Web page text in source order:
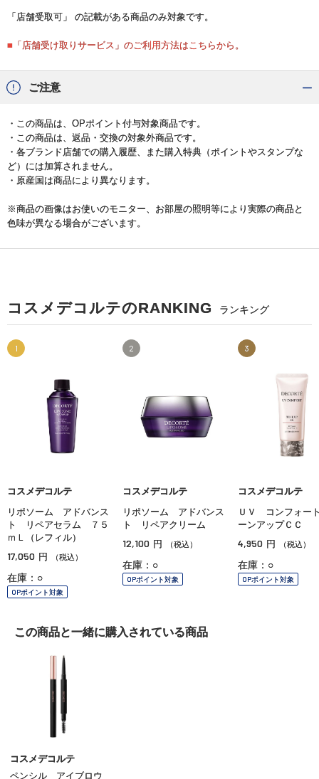
「店舗受取可」 の記載がある商品のみ対象です。
■「店舗受け取りサービス」のご利用方法はこちらから。
ご注意
・この商品は、OPポイント付与対象商品です。
・この商品は、返品・交換の対象外商品です。
・各ブランド店舗での購入履歴、また購入特典（ポイントやスタンプな
ど）には加算されません。
・原産国は商品により異なります。
※商品の画像はお使いのモニター、お部屋の照明等により実際の商品と
色味が異なる場合がございます。
コスメデコルテのRANKING ランキング
1
コスメデコルテ
リポソーム アドバンス
ト リペアセラム ７５
ｍＬ（レフィル）
17,050 円 （税込）
在庫：○
OPポイント対象
2
コスメデコルテ
リポソーム アドバンス
ト リペアクリーム
12,100 円 （税込）
在庫：○
OPポイント対象
3
コスメデコルテ
ＵＶ コンフォー
ーンアップＣＣ
4,950 円 （税込）
在庫：○
OPポイント対象
この商品と一緒に購入されている商品
コスメデコルテ
ペンシル アイブロウ